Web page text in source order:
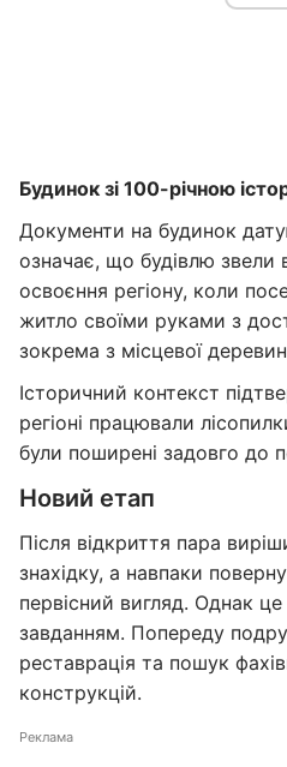
Будинок зі 100-річною
Документи на будинок
означає, що будівлю звели
освоєння регіону, коли
житло своїми руками з
зокрема з місцевої
Історичний контекст
регіоні працювали
були поширені задовго до
Новий етап
Після відкриття пара
знахідку, а навпаки
первісний вигляд. Однак
завданням. Попереду
реставрація та пошук
конструкцій.
Реклама